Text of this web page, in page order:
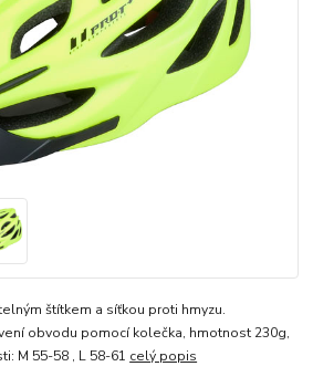
štítkem a síťkou proti hmyzu.
obvodu pomocí kolečka, hmotnost 230g,
M 55-58 , L 58-61 celý popis